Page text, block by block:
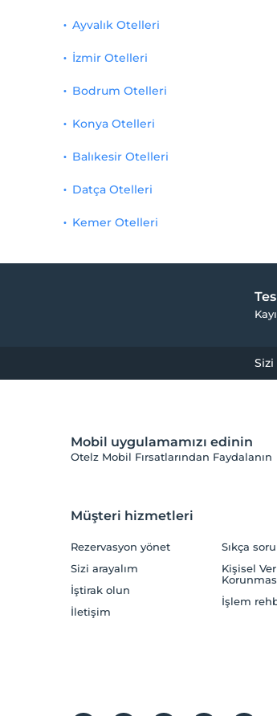
Ayvalık Otelleri
İzmir Otelleri
Bodrum Otelleri
Konya Otelleri
Balıkesir Otelleri
Datça Otelleri
Kemer Otelleri
Sizi
Mobil uygulamamızı edinin
Otelz Mobil Fırsatlarından Faydalanın
Müşteri hizmetleri
Rezervasyon yönet
Sizi arayalım
İştirak olun
İletişim
Sıkça
Kişisel
İşlem